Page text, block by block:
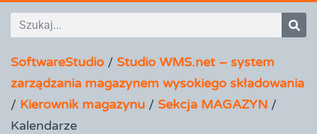
SoftwareStudio / Studio WMS.net – system
zarządzania magazynem wysokiego składowania
/ Kierownik magazynu / Sekcja MAGAZYN /
Kalendarze